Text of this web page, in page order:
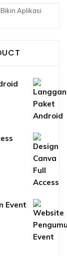
Bikin Aplikasi
Event